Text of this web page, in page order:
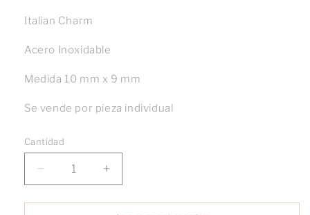
Italian Charm
Acero Inoxidable
Medida 10 mm x 9 mm
Se vende por pieza individual
Cantidad
Reducir
cantidad
para
Aumentar
cantidad
para